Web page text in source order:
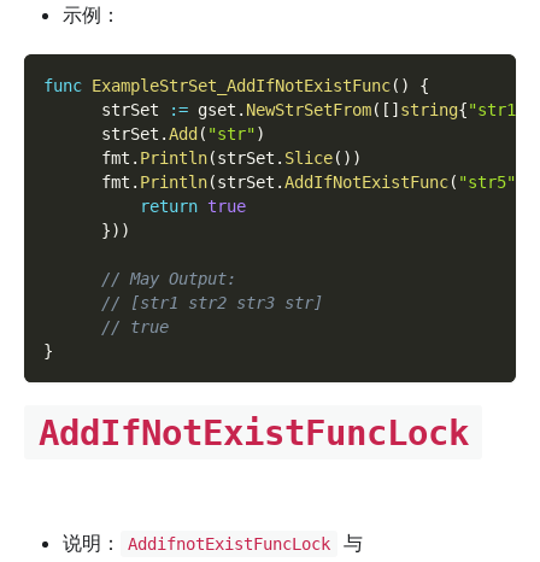
示例：
func ExampleStrSet_AddIfNotExistFunc( )
{
      strSet
:= gset . NewStrSetFrom( [ ]string{"str1"
      strSet
.Add( "str")
      fmt
. Println(strSet . Slice( ) )
      fmt
. Println(strSet .AddIfNotExistFunc( "str5"
return true
}) )
// May Output:
// [str1 str2 str3 str]
// true
}
AddIfNotExistFuncLock
说明： AddifnotExistFuncLock
与